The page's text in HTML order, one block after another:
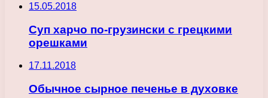
15.05.2018
Суп харчо по-грузински с грецкими
орешками
17.11.2018
Обычное сырное печенье в духовке